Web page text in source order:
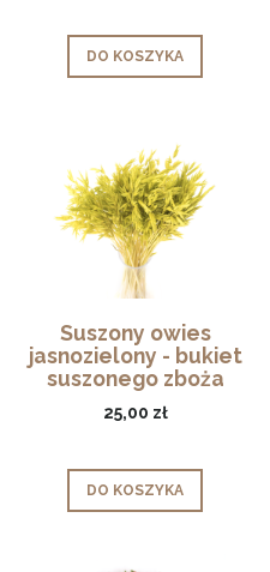
DO KOSZYKA
Suszony owies
jasnozielony - bukiet
suszonego zboża
50szt.
25,00 zł
DO KOSZYKA